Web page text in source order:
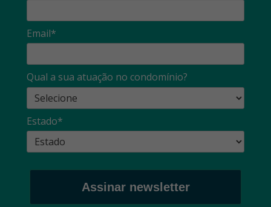
Email*
Qual a sua atuação no condomínio?
Estado*
Assinar newsletter